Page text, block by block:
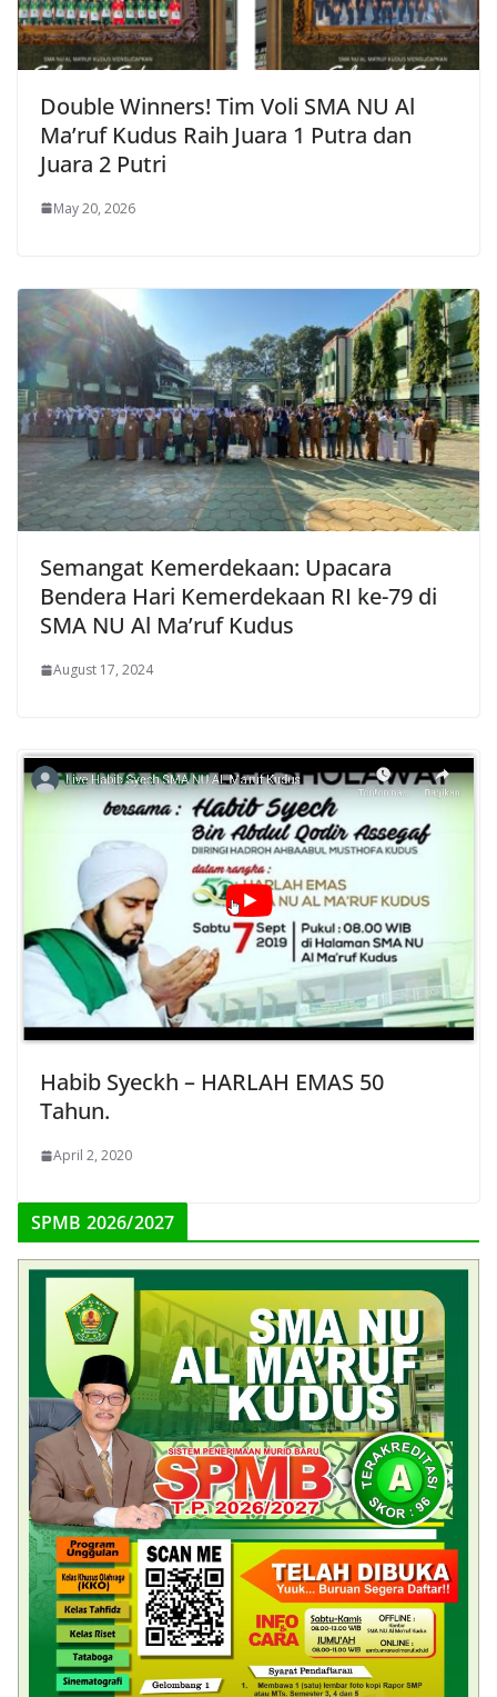
Double Winners! Tim Voli SMA NU Al
Ma’ruf Kudus Raih Juara 1 Putra dan
Juara 2 Putri
May 20, 2026
Semangat Kemerdekaan: Upacara
Bendera Hari Kemerdekaan RI ke-79 di
SMA NU Al Ma’ruf Kudus
August 17, 2024
Habib Syeckh – HARLAH EMAS 50
Tahun.
April 2, 2020
SPMB 2026/2027